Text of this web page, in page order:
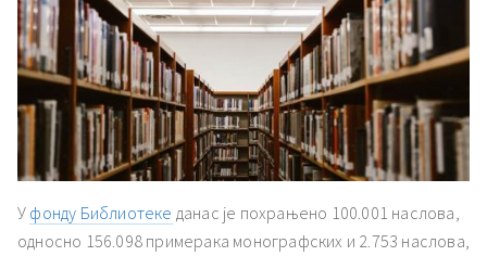
У фонду Библиотеке данас је похрањено 100.001 наслова,
односно 156.098 примерака монографских и 2.753 наслова,